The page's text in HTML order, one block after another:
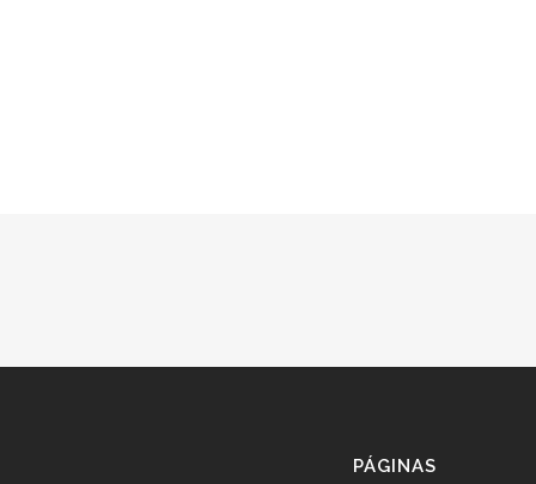
PÁGINAS